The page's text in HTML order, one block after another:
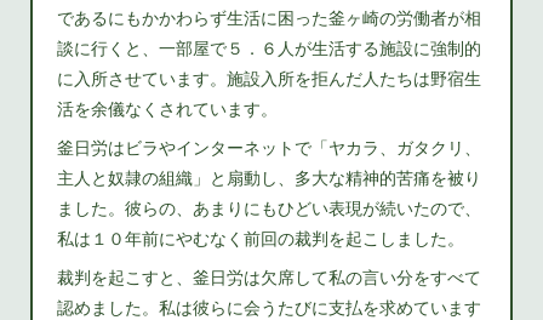
であるにもかかわらず生活に困った釜ヶ崎の労働者が相
談に行くと、一部屋で５．６人が生活する施設に強制的
に入所させています。施設入所を拒んだ人たちは野宿生
活を余儀なくされています。
釜日労はビラやインターネットで「ヤカラ、ガタクリ、
主人と奴隷の組織」と扇動し、多大な精神的苦痛を被り
ました。彼らの、あまりにもひどい表現が続いたので、
私は１０年前にやむなく前回の裁判を起こしました。
裁判を起こすと、釜日労は欠席して私の言い分をすべて
認めました。私は彼らに会うたびに支払を求めています